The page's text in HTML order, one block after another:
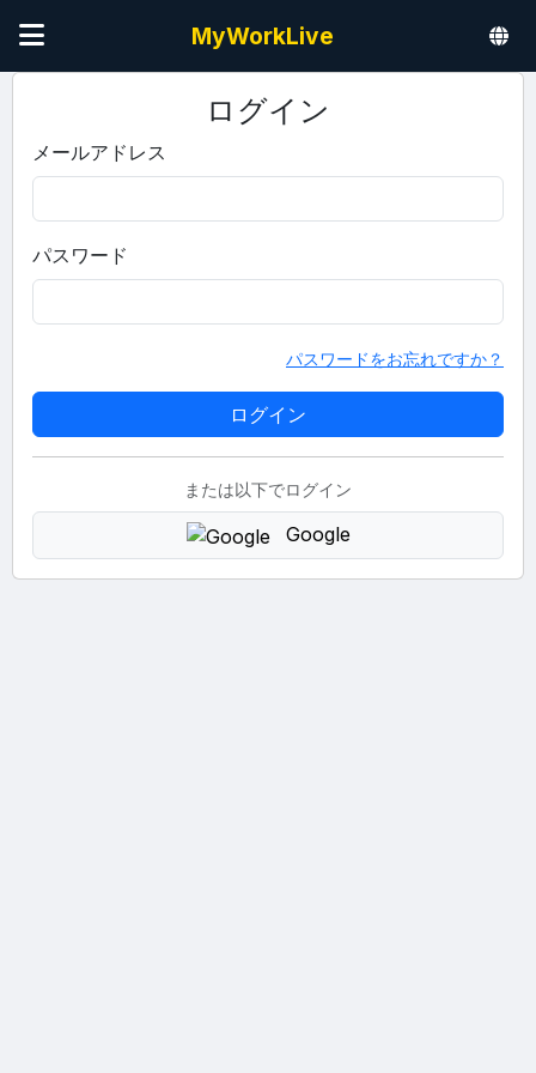
MyWorkLive
ログイン
メールアドレス
パスワード
パスワードをお忘れですか？
または以下でログイン
Google